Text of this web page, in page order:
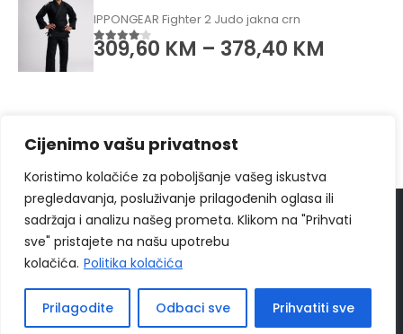
Cijenimo vašu privatnost
Koristimo kolačiće za poboljšanje vašeg iskustva
pregledavanja, posluživanje prilagođenih oglasa ili
sadržaja i analizu našeg prometa. Klikom na "Prihvati
sve" pristajete na našu upotrebu
kolačića. Politika kolačića
Prilagodite Odbaci sve Prihvatiti sve
IPPONGEAR Fighter 2 Judo jakna crn
4.00od 5
309,60 KM – 378,40 KM
© 2024 Ippon Shop BiH Sva prava zadržava
Web Design "CanaC.ba